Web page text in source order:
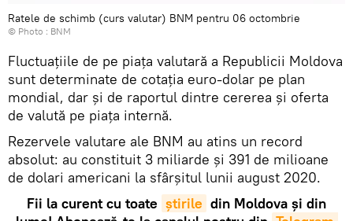
Ratele de schimb (curs valutar) BNM pentru 06 octombrie
© Photo : BNM
Fluctuațiile de pe piața valutară a Republicii Moldova
sunt determinate de cotația euro-dolar pe plan
mondial, dar și de raportul dintre cererea și oferta
de valută pe piața internă.
Rezervele valutare ale BNM au atins un record
absolut: au constituit 3 miliarde și 391 de milioane
de dolari americani la sfârșitul lunii august 2020.
Fii la curent cu toate știrile din Moldova și din